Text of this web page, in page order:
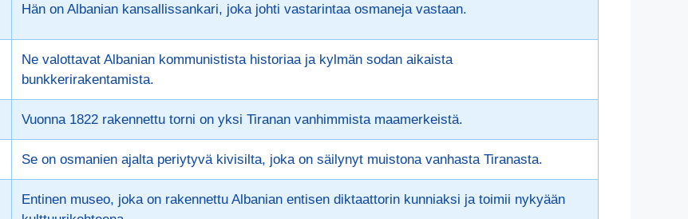
Hän on Albanian kansallissankari, joka johti vastarintaa osmaneja vastaan.
Ne valottavat Albanian kommunistista historiaa ja kylmän sodan aikaista
bunkkerirakentamista.
Vuonna 1822 rakennettu torni on yksi Tiranan vanhimmista maamerkeistä.
Se on osmanien ajalta periytyvä kivisilta, joka on säilynyt muistona vanhasta Tiranasta.
Entinen museo, joka on rakennettu Albanian entisen diktaattorin kunniaksi ja toimii nykyään